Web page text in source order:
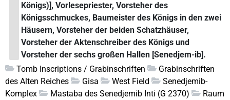
Königs)], Vorlesepriester, Vorsteher des
Königsschmuckes, Baumeister des Königs in den zwei
Häusern, Vorsteher der beiden Schatzhäuser,
Vorsteher der Aktenschreiber des Königs und
Vorsteher der sechs großen Hallen [Senedjem-ib].
Tomb Inscriptions / Grabinschriften
Grabinschriften
des Alten Reiches
Gisa West Field
Senedjemib-
Komplex
Mastaba des Senedjemib Inti (G 2370)
Raum